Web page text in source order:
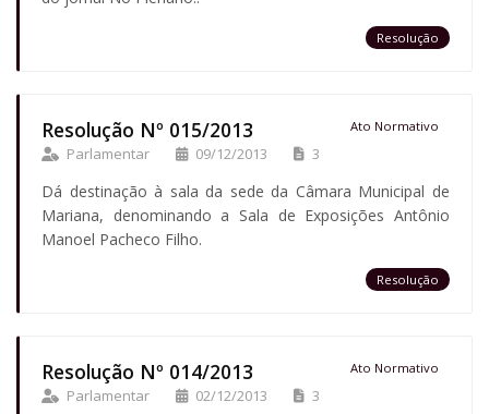
Resolução
Resolução Nº 015/2013 Ato Normativo
Parlamentar 09/12/2013 3
Dá destinação à sala da sede da Câmara Municipal de
Mariana, denominando a Sala de Exposições Antônio
Manoel Pacheco Filho.
Resolução
Resolução Nº 014/2013 Ato Normativo
Parlamentar 02/12/2013 3